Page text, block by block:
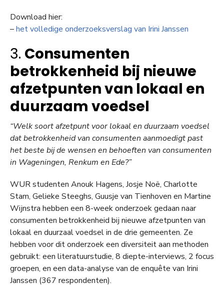
Download hier:
–het volledige onderzoeksverslag van Irini Janssen
3. Consumenten
betrokkenheid bij nieuwe
afzetpunten van lokaal en
duurzaam voedsel
“Welk soort afzetpunt voor lokaal en duurzaam voedsel
dat betrokkenheid van consumenten aanmoedigt past
het beste bij de wensen en behoeften van consumenten
in Wageningen, Renkum en Ede?”
WUR studenten Anouk Hagens, Josje Noë, Charlotte
Stam, Gelieke Steeghs, Guusje van Tienhoven en Martine
Wijnstra hebben een 8-week onderzoek gedaan naar
consumenten betrokkenheid bij nieuwe afzetpunten van
lokaal en duurzaal voedsel in de drie gemeenten. Ze
hebben voor dit onderzoek een diversiteit aan methoden
gebruikt: een literatuurstudie, 8 diepte-interviews, 2 focus
groepen, en een data-analyse van de enquête van Irini
Janssen (367 respondenten).